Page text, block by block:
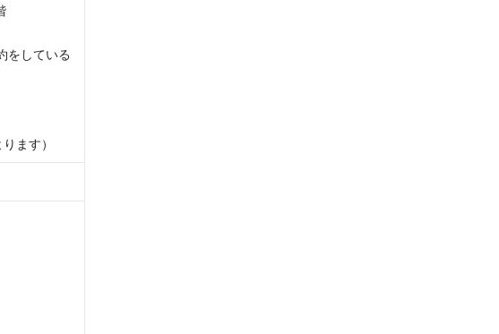
をしている
ます）